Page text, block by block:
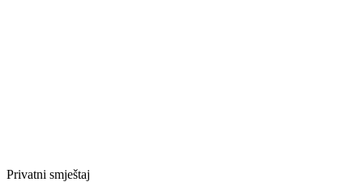
Privatni smještaj